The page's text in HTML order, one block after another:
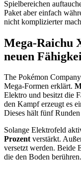
Spielbereichen
Paket aber einfach
nicht komplizierter
Mega-Raichu
neuen
The Pokémon
Mega-Formen erklärt.
Elektro und besitzt die
den Kampf erzeugt es
Dieses hält fünf
Solange Elektrofeld
Prozentverstärkt.
versetzt werden. Beide
die den Boden berühren.